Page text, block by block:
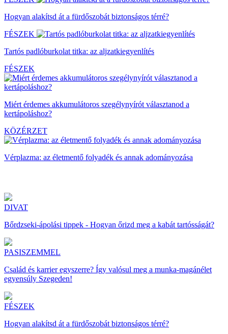
Hogyan alakítsd át a fürdőszobát biztonságos térré?
FÉSZEK
Tartós padlóburkolat titka: az aljzatkiegyenlítés
FÉSZEK
Miért érdemes akkumulátoros szegélynyírót választanod a
kertápoláshoz?
KÖZÉRZET
Vérplazma: az életmentő folyadék és annak adományozása
DIVAT
Bőrdzseki-ápolási tippek - Hogyan őrizd meg a kabát tartósságát?
PASISZEMMEL
Család és karrier egyszerre? Így valósul meg a munka-magánélet
egyensúly Szegeden!
FÉSZEK
Hogyan alakítsd át a fürdőszobát biztonságos térré?